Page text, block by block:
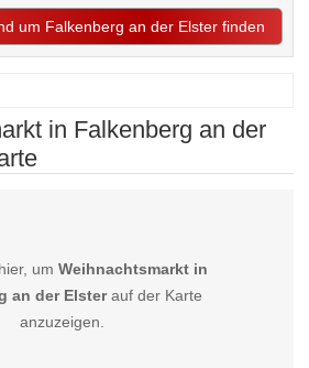
um Falkenberg an der Elster finden
in Falkenberg an der
um Weihnachtsmarkt in
an der Elsterauf der Karte
anzuzeigen.